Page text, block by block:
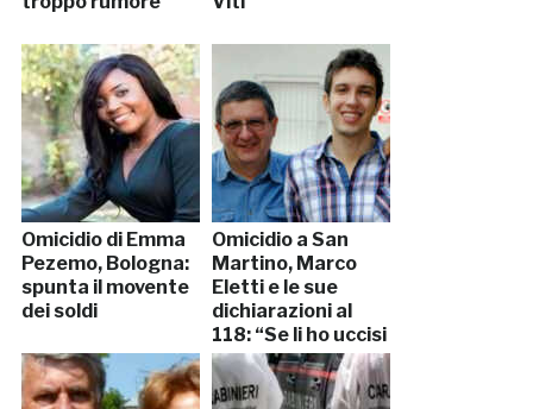
Omicidio di Emma
Pezemo, Bologna:
spunta il movente
dei soldi
Omicidio a San
Martino, Marco
Eletti e le sue
dichiarazioni al
118: “Se li ho uccisi
io non lo so”